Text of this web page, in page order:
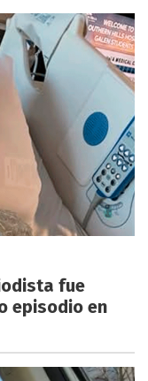
fue
episodio en